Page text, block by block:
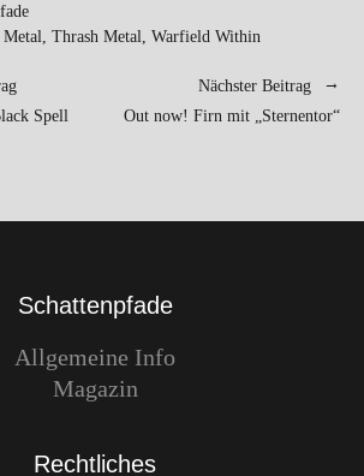
Metal, Thrash Metal, Warfield Within
Spell
Nächster Beitrag
Out now! Firn mit „Sternentor“
Schattenpfade
Allgemeine Info
Magazin
Rechtliches